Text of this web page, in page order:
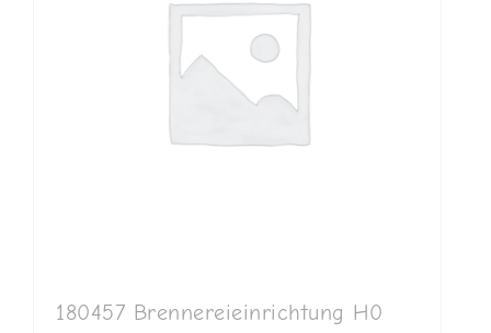
180457 Brennereieinrichtung H0